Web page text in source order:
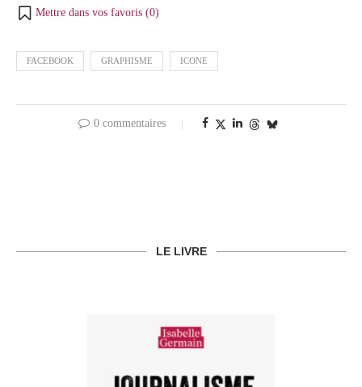
Mettre dans vos favoris (0)
FACEBOOK GRAPHISME ICONE
0 commentaires
LE LIVRE